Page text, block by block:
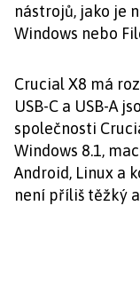
nástrojů, jako je
Windows nebo
Crucial X8 má
USB-C a USB-A
společnosti
Windows 8.1,
Android, Linux a
není příliš těžký